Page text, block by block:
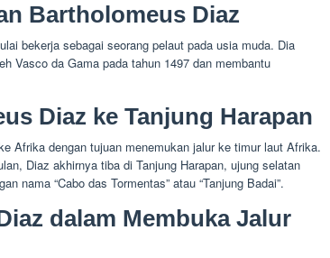
Bartholomeus Diaz
bekerja sebagai seorang pelaut pada usia muda. Dia
Vasco da Gama pada tahun 1497 dan membantu
Diaz ke Tanjung Harapan
Afrika dengan tujuan menemukan jalur ke timur laut Afrika.
Diaz akhirnya tiba di Tanjung Harapan, ujung selatan
nama “Cabo das Tormentas” atau “Tanjung Badai”.
dalam Membuka Jalur